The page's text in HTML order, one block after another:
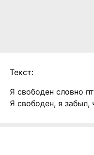
Текст:
Я свободен словно
Я свободен, я забыл,